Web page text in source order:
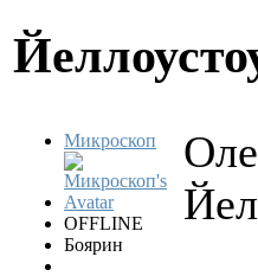
Микроскоп
OFFLINE
Боярин